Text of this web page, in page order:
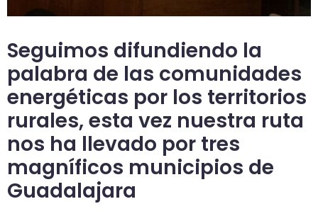
Seguimos difundiendo la
palabra de las comunidades
energéticas por los territorios
rurales, esta vez nuestra ruta
nos ha llevado por tres
magníficos municipios de
Guadalajara